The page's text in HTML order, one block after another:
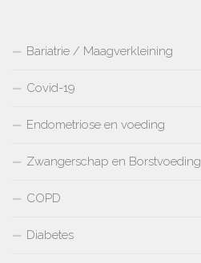
Bariatrie / Maagverkleining
Covid-19
Endometriose en voeding
Zwangerschap en Borstvoeding
COPD
Diabetes